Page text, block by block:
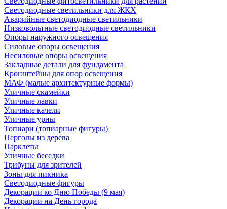
Светодиодные светильники для ЖКХ
Аварийные светодиодные светильники
Низковольтные светодиодные светильники
Опоры наружного освещения
Силовые опоры освещения
Несиловые опоры освещения
Закладные детали для фундамента
Кронштейны для опор освещения
МАФ (малые архитектурные формы)
Уличные скамейки
Уличные лавки
Уличные качели
Уличные урны
Топиари (топиарные фигуры)
Перголы из дерева
Парклеты
Уличные беседки
Трибуны для зрителей
Зоны для пикника
Светодиодные фигуры
Декорации ко Дню Победы (9 мая)
Декорации на День города